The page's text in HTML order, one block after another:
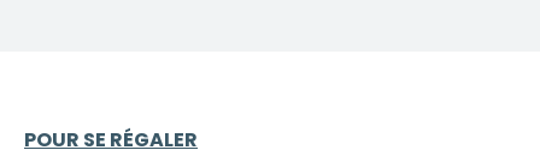
POUR SE RÉGALER